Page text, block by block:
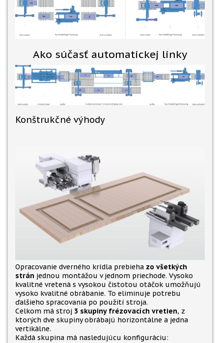
Ako súčasť automatickej linky
Konštrukčné výhody
Opracovanie dverného krídla prebieha zo všetkých
strán jednou montážou v jednom priechode. Vysoko
kvalitné vretená s vysokou čistotou otáčok umožňujú
vysoko kvalitné obrábanie. To eliminuje potrebu
ďalšieho spracovania po použití stroja.
Celkom má stroj 3 skupiny frézovacích vretien, z
ktorých dve skupiny obrábajú horizontálne a jedna
vertikálne.
Každá skupina má nasledujúcu konfiguráciu: